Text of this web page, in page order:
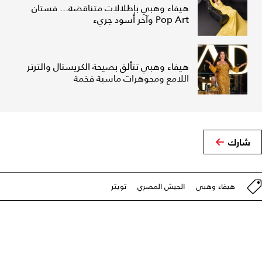
هيفاء وهبي بإطلالات متناقضة... فستان
Pop Art وآخر أسود جريء
هيفاء وهبي تتألق بصيحة الكريستال والترتر
اللامع ومجوهرات ماسية فخمة
شارك
هيفاء وهبي الجيش المصري تويتر